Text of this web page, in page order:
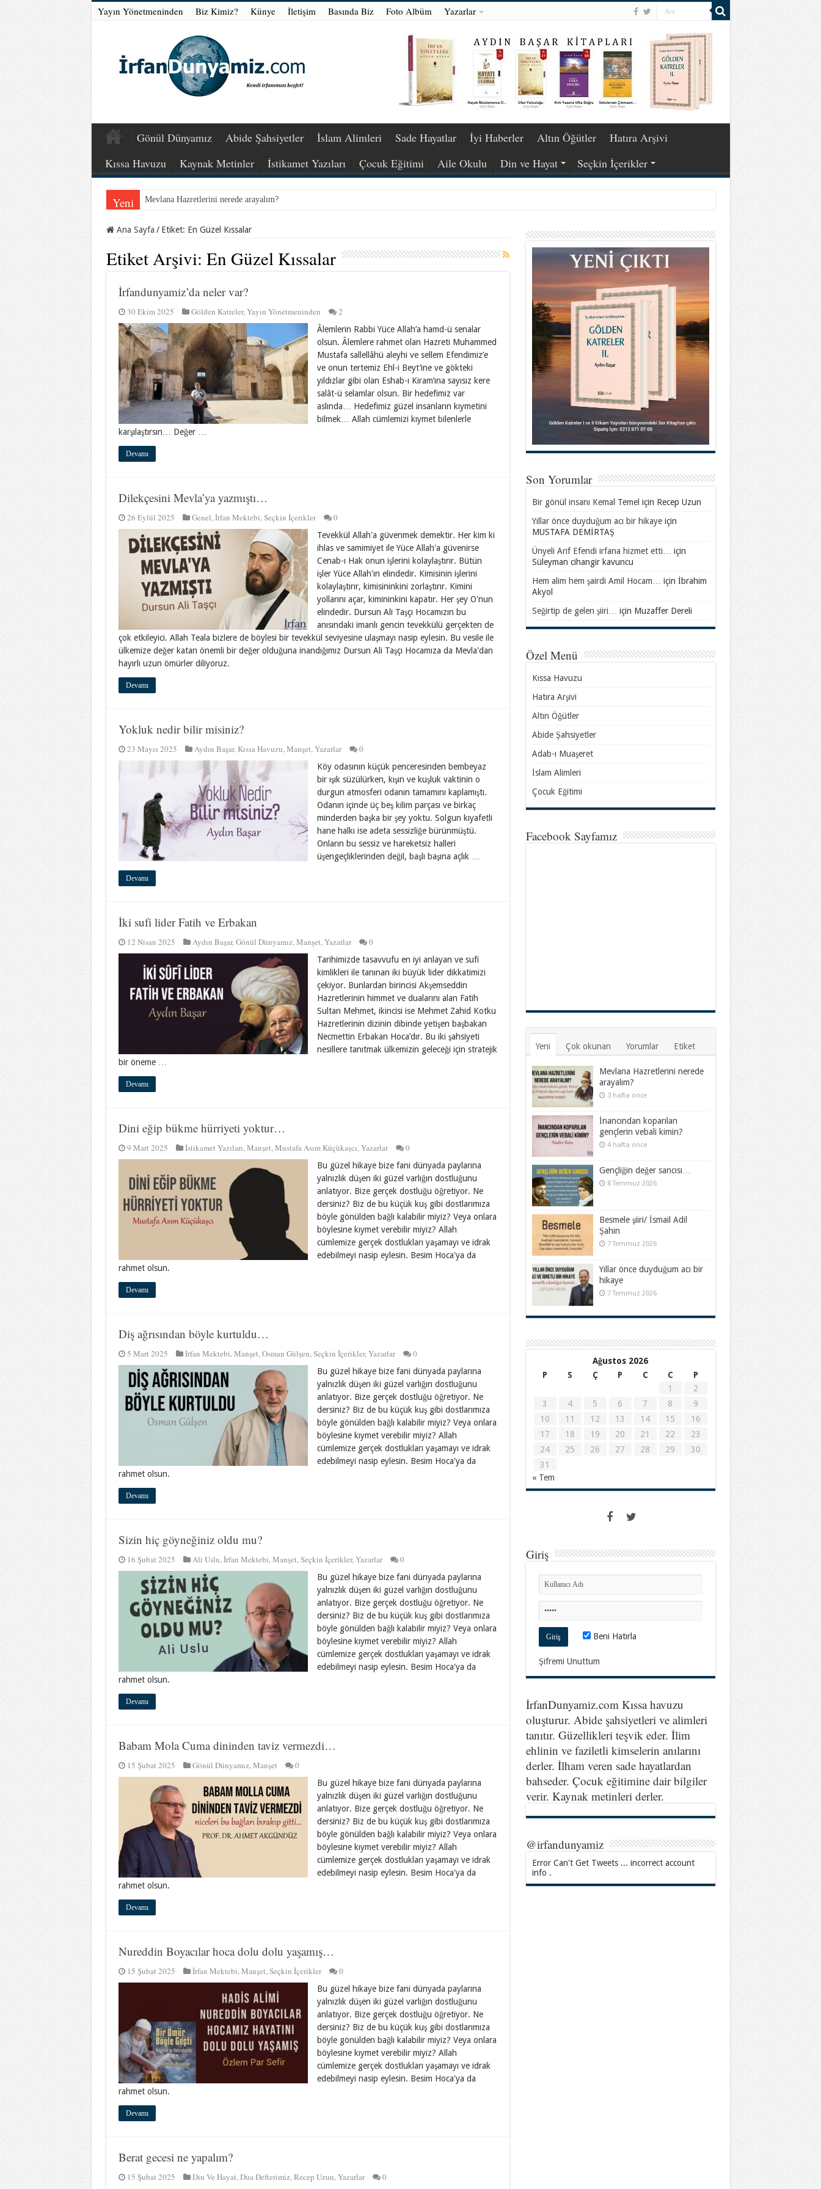
Yayın Yönetmeninden Biz Kimiz? Künye İletişim Basında Biz Foto Albüm Yazarlar
Gönül Dünyamız Abide Şahsiyetler İslam Alimleri Sade Hayatlar İyi Haberler Altın Öğütler
Hatıra Arşivi
Kıssa Havuzu
Kaynak Metinler İstikamet Yazıları Çocuk Eğitimi Aile Okulu Din ve Hayat Seçkin İçerikler
Yeni Mevlana Hazretlerini nerede arayalım?
Ana Sayfa / Etiket: En Güzel Kıssalar
Etiket Arşivi: En Güzel Kıssalar
İrfandunyamiz’da neler var?
30 Ekim 2025 Gölden Katreler,Yayın Yönetmeninden 2
Âlemlerin Rabbi Yüce Allah’a hamd-ü senalar
olsun. Âlemlere rahmet olan Hazreti Muhammed
Mustafa sallellâhü aleyhi ve sellem Efendimiz’e
ve onun tertemiz Ehl-i Beyt’ine ve gökteki
yıldızlar gibi olan Eshab-ı Kiram’ına sayısız kere
salât-ü selamlar olsun. Bir hedefimiz var
aslında… Hedefimiz güzel insanların kıymetini
bilmek… Allah cümlemizi kıymet bilenlerle
karşılaştırsın… Değer …
Devamı
Dilekçesini Mevla’ya yazmıştı…
26 Eylül 2025 Genel,İrfan Mektebi,Seçkin İçerikler 0
Tevekkül Allah'a güvenmek demektir. Her kim ki
ihlas ve samimiyet ile Yüce Allah'a güvenirse
Cenab-ı Hak onun işlerini kolaylaştırır. Bütün
işler Yüce Allah'ın elindedir. Kimisinin işlerini
kolaylaştırır, kimisininkini zorlaştırır. Kimini
yollarını açar, kimininkini kapatır. Her şey O'nun
elindedir. Dursun Ali Taşçı Hocamızın bu
anısındaki imanlı gencin tevekkülü gerçekten de
çok etkileyici. Allah Teala bizlere de böylesi bir tevekkül seviyesine ulaşmayı nasip eylesin. Bu vesile ile
ülkemize değer katan önemli bir değer olduğuna inandığımız Dursun Ali Taşçı Hocamıza da Mevla'dan
hayırlı uzun ömürler diliyoruz.
Devamı
Yokluk nedir bilir misiniz?
23 Mayıs 2025 Aydın Başar, Kıssa Havuzu,Manşet,Yazarlar 0
Köy odasının küçük penceresinden bembeyaz
bir ışık süzülürken, kışın ve kuşluk vaktinin o
durgun atmosferi odanın tamamını kaplamıştı.
Odanın içinde üç beş kilim parçası ve birkaç
minderden başka bir şey yoktu. Solgun kıyafetli
hane halkı ise adeta sessizliğe bürünmüştü.
Onların bu sessiz ve hareketsiz halleri
üşengeçliklerinden değil, başlı başına açlık …
Devamı
İki sufi lider Fatih ve Erbakan
12 Nisan 2025 Aydın Başar,Gönül Dünyamız,Manşet,Yazarlar 0
Tarihimizde tasavvufu en iyi anlayan ve sufi
kimlikleri ile tanınan iki büyük lider dikkatimizi
çekiyor. Bunlardan birincisi Akşemseddin
Hazretlerinin himmet ve dualarını alan Fatih
Sultan Mehmet, ikincisi ise Mehmet Zahid Kotku
Hazretlerinin dizinin dibinde yetişen başbakan
Necmettin Erbakan Hoca’dır. Bu iki şahsiyeti
nesillere tanıtmak ülkemizin geleceği için stratejik
bir öneme …
Devamı
Dini eğip bükme hürriyeti yoktur…
9 Mart 2025 İstikamet Yazıları,Manşet,Mustafa Asım Küçükaşcı,Yazarlar 0
Bu güzel hikaye bize fani dünyada paylarına
yalnızlık düşen iki güzel varlığın dostluğunu
anlatıyor. Bize gerçek dostluğu öğretiyor. Ne
dersiniz? Biz de bu küçük kuş gibi dostlarımıza
böyle gönülden bağlı kalabilir miyiz? Veya onlara
böylesine kıymet verebilir miyiz? Allah
cümlemize gerçek dostlukları yaşamayı ve idrak
edebilmeyi nasip eylesin. Besim Hoca'ya da
rahmet olsun.
Devamı
Diş ağrısından böyle kurtuldu…
5 Mart 2025 İrfan Mektebi,Manşet,Osman Gülşen,Seçkin İçerikler,Yazarlar 0
Bu güzel hikaye bize fani dünyada paylarına
yalnızlık düşen iki güzel varlığın dostluğunu
anlatıyor. Bize gerçek dostluğu öğretiyor. Ne
dersiniz? Biz de bu küçük kuş gibi dostlarımıza
böyle gönülden bağlı kalabilir miyiz? Veya onlara
böylesine kıymet verebilir miyiz? Allah
cümlemize gerçek dostlukları yaşamayı ve idrak
edebilmeyi nasip eylesin. Besim Hoca'ya da
rahmet olsun.
Devamı
Sizin hiç göyneğiniz oldu mu?
16 Şubat 2025 Ali Uslu,İrfan Mektebi,Manşet,Seçkin İçerikler,Yazarlar 0
Bu güzel hikaye bize fani dünyada paylarına
yalnızlık düşen iki güzel varlığın dostluğunu
anlatıyor. Bize gerçek dostluğu öğretiyor. Ne
dersiniz? Biz de bu küçük kuş gibi dostlarımıza
böyle gönülden bağlı kalabilir miyiz? Veya onlara
böylesine kıymet verebilir miyiz? Allah
cümlemize gerçek dostlukları yaşamayı ve idrak
edebilmeyi nasip eylesin. Besim Hoca'ya da
rahmet olsun.
Devamı
Babam Mola Cuma dininden taviz vermezdi…
15 Şubat 2025 Gönül Dünyamız,Manşet 0
Bu güzel hikaye bize fani dünyada paylarına
yalnızlık düşen iki güzel varlığın dostluğunu
anlatıyor. Bize gerçek dostluğu öğretiyor. Ne
dersiniz? Biz de bu küçük kuş gibi dostlarımıza
böyle gönülden bağlı kalabilir miyiz? Veya onlara
böylesine kıymet verebilir miyiz? Allah
cümlemize gerçek dostlukları yaşamayı ve idrak
edebilmeyi nasip eylesin. Besim Hoca'ya da
rahmet olsun.
Devamı
Nureddin Boyacılar hoca dolu dolu yaşamış…
15 Şubat 2025 İrfan Mektebi,Manşet,Seçkin İçerikler 0
Bu güzel hikaye bize fani dünyada paylarına
yalnızlık düşen iki güzel varlığın dostluğunu
anlatıyor. Bize gerçek dostluğu öğretiyor. Ne
dersiniz? Biz de bu küçük kuş gibi dostlarımıza
böyle gönülden bağlı kalabilir miyiz? Veya onlara
böylesine kıymet verebilir miyiz? Allah
cümlemize gerçek dostlukları yaşamayı ve idrak
edebilmeyi nasip eylesin. Besim Hoca'ya da
rahmet olsun.
Devamı
Berat gecesi ne yapalım?
15 Şubat 2025 Din Ve Hayat,Dua Defterimiz,Recep Uzun,Yazarlar 0
Son Yorumlar
Bir gönül insanı Kemal Temel için Recep Uzun
Yıllar önce duyduğum acı bir hikayeiçin
MUSTAFA DEMİRTAŞ
Ünyeli Arif Efendi irfana hizmet etti…
için
Süleyman cihangir kavuncu
Hem alim hem şairdi Amil Hocam…
için İbrahim
Akyol
Seğirtip de gelen şiiri…
için Muzaffer Dereli
Özel Menü
Kıssa Havuzu
Hatıra Arşivi
Altın Öğütler
Abide Şahsiyetler
Adab-ı Muaşeret
İslam Alimleri
Çocuk Eğitimi
Facebook Sayfamız
Yeni Çok okunan Yorumlar Etiket
Mevlana Hazretlerini nerede
arayalım?
3 hafta önce
İnancından koparılan
gençlerin vebali kimin?
4 hafta önce
Gençliğin değer sancısı…
8 Temmuz 2026
Besmele şiiri/ İsmail Adil
Şahin
7 Temmuz 2026
Yıllar önce duyduğum acı bir
hikaye
7 Temmuz 2026
Ağustos 2026
P
S Ç P C C
P
1
2
3
4 5 6 7 8
9
10
11 12 13 14 15
16
17
18 19 20 21 22
23
24
25 26 27 28 29
30
31
« Tem
Giriş
Beni Hatırla
Şifremi Unuttum
İrfanDunyamiz.com Kıssa havuzu
oluşturur. Abide şahsiyetleri ve alimleri
tanıtır. Güzellikleri teşvik eder. İlim
ehlinin ve faziletli kimselerin anılarını
derler. İlham veren sade hayatlardan
bahseder. Çocuk eğitimine dair bilgiler
verir. Kaynak metinleri derler.
@irfandunyamiz
Error Can't Get Tweets ... incorrect account
info .